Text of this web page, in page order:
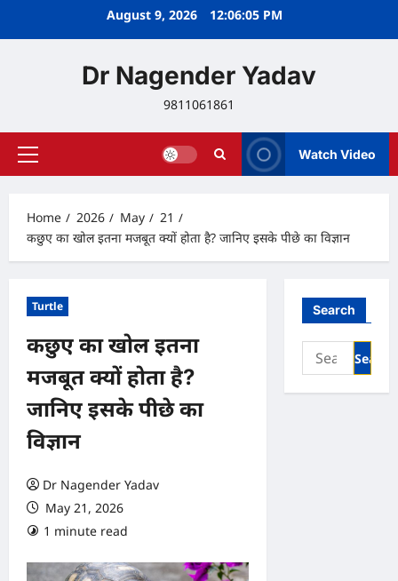
August 9, 2026 12:06:06 PM
Dr Nagender Yadav
9811061861
Primary
Watch Video
Home 2026 May
21
कछुए का खोल इतना मजबूत क्यों होता है? जानिए इसके पीछे का विज्ञान
Turtle
कछुए का खोल इतना
मजबूत क्यों होता है?
जानिए इसके पीछे का
विज्ञान
Dr Nagender Yadav
May 21, 2026
1 minute read
Search
Search
for: